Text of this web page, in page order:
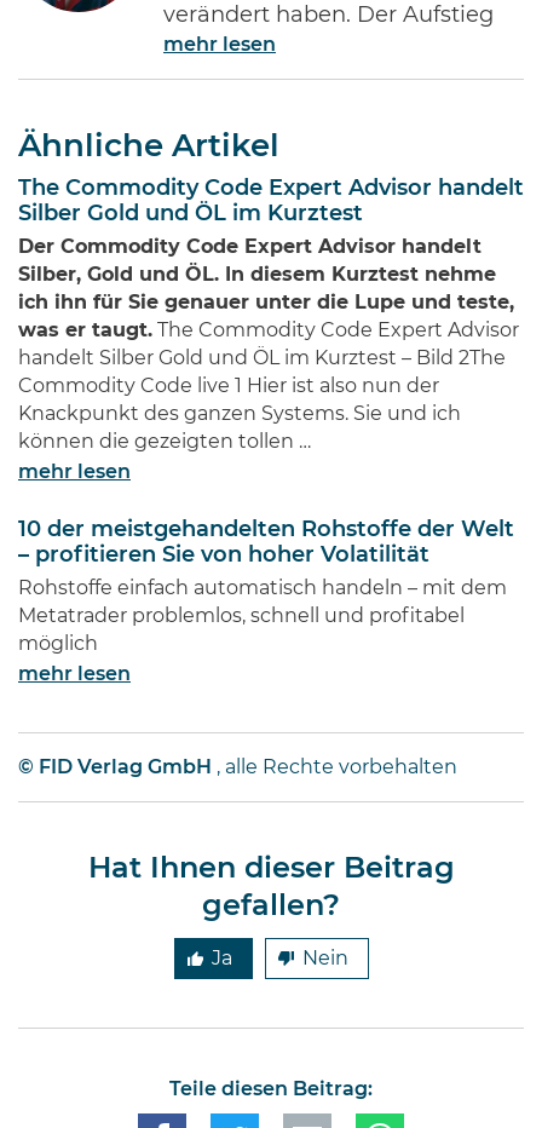
verändert haben. Der Aufstieg
des Internets gehört ohne Frage
zu den Bedeutendsten. Namen
Bill Gates von Microsoft dürften
jedem Investor geläufig sein.
Diese Männer haben Imperien
erschaffen und gleichzeitig
Millionen von Anlegern auf der
ganzen Welt …
mehr lesen
Ähnliche Artikel
The Commodity Code Expert Advisor handelt
Silber Gold und ÖL im Kurztest
Der Commodity Code Expert Advisor handelt
Silber, Gold und ÖL. In diesem Kurztest nehme
ich ihn für Sie genauer unter die Lupe und teste,
was er taugt. The Commodity Code Expert Advisor
handelt Silber Gold und ÖL im Kurztest – Bild 2The
Commodity Code live 1 Hier ist also nun der
Knackpunkt des ganzen Systems. Sie und ich
können die gezeigten tollen …
mehr lesen
10 der meistgehandelten Rohstoffe der Welt
– profitieren Sie von hoher Volatilität
Rohstoffe einfach automatisch handeln – mit dem
Metatrader problemlos, schnell und profitabel
möglich
mehr lesen
© FID Verlag GmbH , alle Rechte vorbehalten
Hat Ihnen dieser Beitrag
gefallen?
Ja Nein
Teile diesen Beitrag: